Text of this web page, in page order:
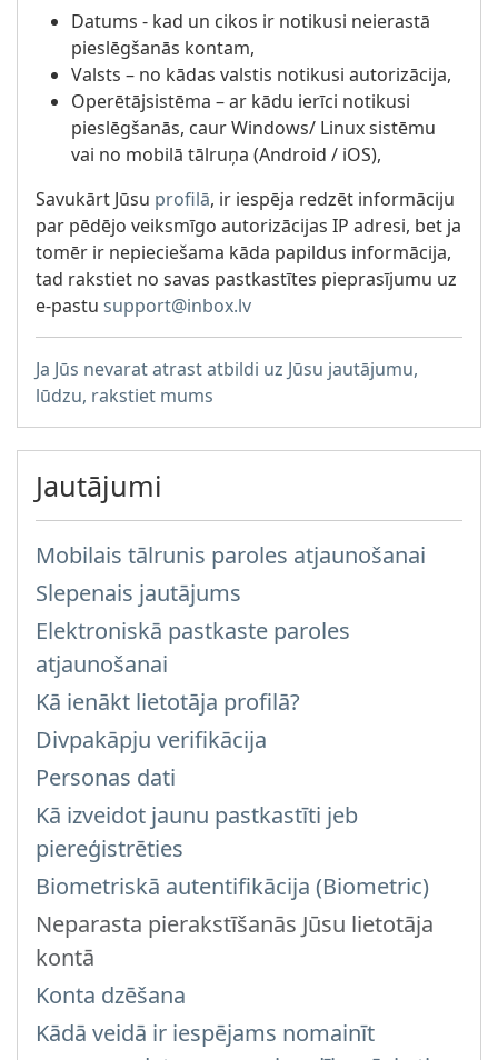
Datums - kad un cikos ir notikusi neierastā
pieslēgšanās kontam,
Valsts – no kādas valstis notikusi autorizācija,
Operētājsistēma – ar kādu ierīci notikusi
pieslēgšanās, caur Windows/ Linux sistēmu
vai no mobilā tālruņa (Android / iOS),
Savukārt Jūsu profilā, ir iespēja redzēt informāciju
par pēdējo veiksmīgo autorizācijas IP adresi, bet ja
tomēr ir nepieciešama kāda papildus informācija,
tad rakstiet no savas pastkastītes pieprasījumu uz
e-pastu support@inbox.lv
Ja Jūs nevarat atrast atbildi uz Jūsu jautājumu,
lūdzu, rakstiet mums
Jautājumi
Mobilais tālrunis paroles atjaunošanai
Slepenais jautājums
Elektroniskā pastkaste paroles
atjaunošanai
Kā ienākt lietotāja profilā?
Divpakāpju verifikācija
Personas dati
Kā izveidot jaunu pastkastīti jeb
piereģistrēties
Biometriskā autentifikācija (Biometric)
Neparasta pierakstīšanās Jūsu lietotāja
kontā
Konta dzēšana
Kādā veidā ir iespējams nomainīt